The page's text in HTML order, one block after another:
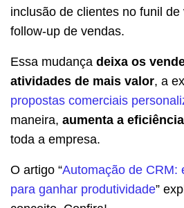
inclusão de clientes no funil
follow-up de vendas.
Essa mudança deixa os
atividades de mais valor, a
propostas comerciais
maneira, aumenta a
toda a empresa.
O artigo “Automação de CRM:
para ganhar produtividade”